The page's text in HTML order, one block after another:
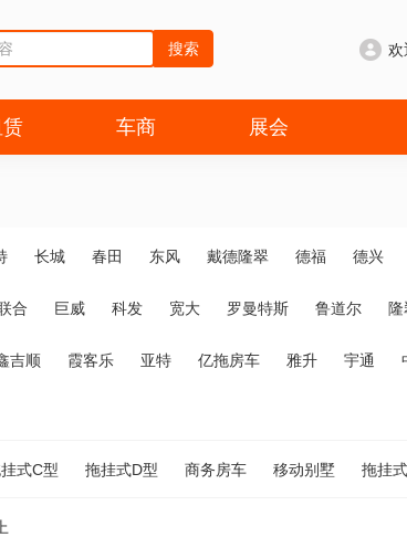
搜索 欢
车商 展会
长城 春田 东风 戴德隆翠 德福 德兴
合 巨威 科发 宽大 罗曼特斯 鲁道尔
吉顺 霞客乐 亚特 亿拖房车 雅升 宇通
式C型 拖挂式D型 商务房车 移动别墅 拖挂